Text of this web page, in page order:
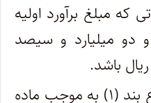
که مبلغ برآورد اولیه
دو میلیارد و سیصد
۲- نصاب معاملات موضوع بند (۱) به موجب ماده